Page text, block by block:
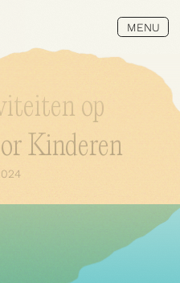
MENU
op
Kinderen